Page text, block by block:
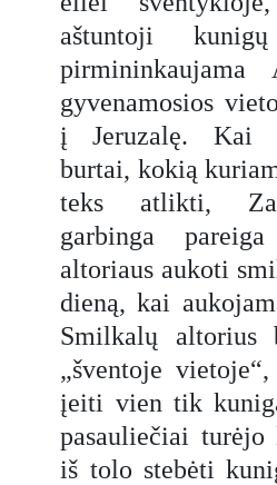
aštuntoji
gyvenamosios
į Jeruzalę. Kai
burtai, kokią
teks atlikti,
garbinga
altoriaus aukoti
dieną, kai
Smilkalų altorius
„šventoje
įeiti vien tik
pasauliečiai
iš tolo stebėti